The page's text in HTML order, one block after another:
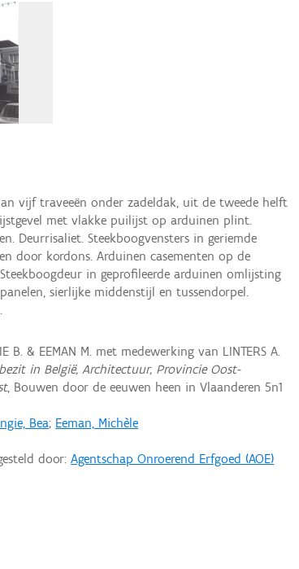
vijf traveeën onder zadeldak, uit de tweede helft
met vlakke puilijst op arduinen plint.
Deurrisaliet. Steekboogvensters in geriemde
door kordons. Arduinen casementen op de
in geprofileerde arduinen omlijsting
sierlijke middenstijl en tussendorpel.
B. & EEMAN M. met medewerking van LINTERS A.
in België, Architectuur, Provincie Oost-
, Bouwen door de eeuwen heen in Vlaanderen 5n1
Bea; Eeman, Michèle
door:Agentschap Onroerend Erfgoed (AOE)